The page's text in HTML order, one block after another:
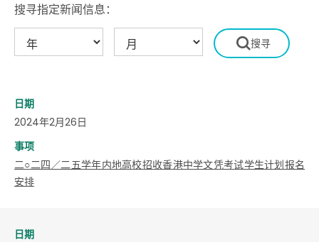
搜寻指定新闻信息：
日期
2024年2月26日
事项
二○二四／二五学年内地高校招收香港中学文凭考试学生计划报名
安排
日期